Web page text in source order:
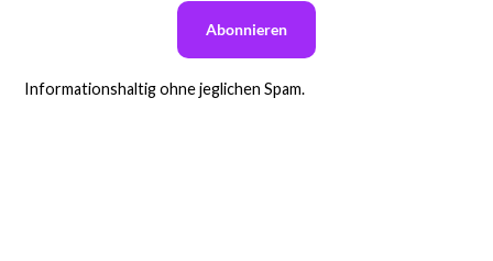
Informationshaltig ohne jeglichen Spam.